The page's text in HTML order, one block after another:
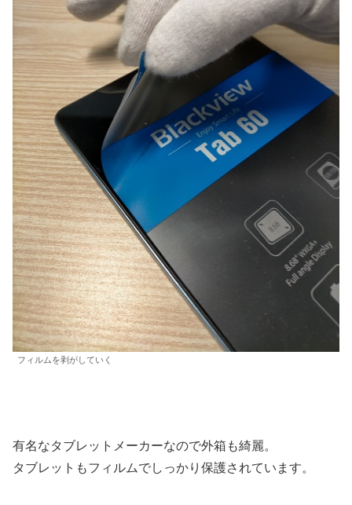
フィルムを剥がしていく
有名なタブレットメーカーなので外箱も綺麗。
タブレットもフィルムでしっかり保護されています。